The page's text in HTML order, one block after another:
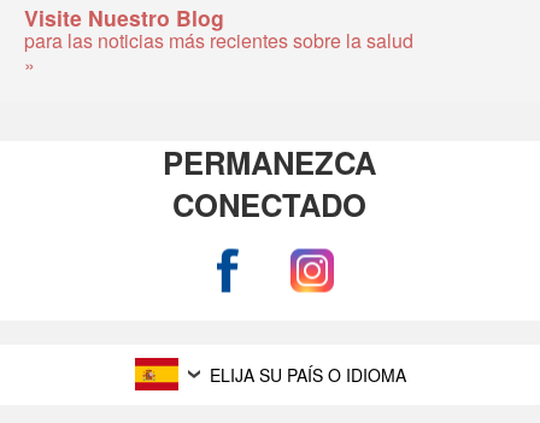
Visite Nuestro Blog
para las noticias más recientes sobre la salud
»
PERMANEZCA
CONECTADO
ELIJA SU PAÍS O IDIOMA